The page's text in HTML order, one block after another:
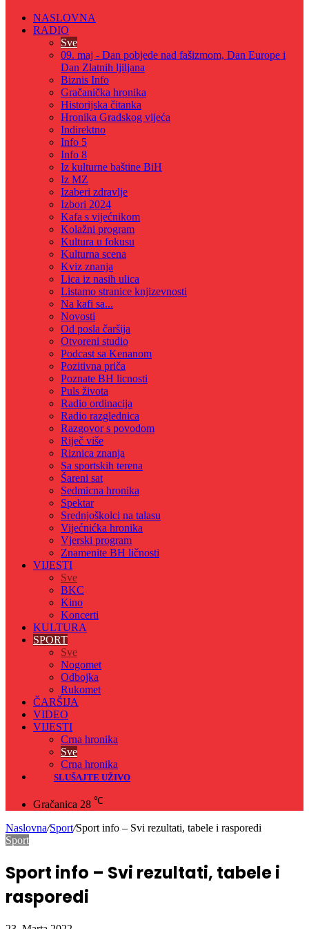
NASLOVNA
RADIO
Sve
09. maj - Dan pobjede nad fašizmom, Dan Europe i
Dan Zlatnih ljiljana
Biznis Info
Gračanička hronika
Historijska čitanka
Hronika Gradskog vijeća
Indirektno
Info 5
Info 8
Iz kulturne baštine BiH
Iz MZ
Izaberi zdravlje
Izbori 2024
Kafa s vijećnikom
Kolažni program
Kultura u fokusu
Kulturna scena
Kviz znanja
Lica iz nasih ulica
Listamo stranice knjizevnosti
Na kafi sa...
Novosti
Od posla čaršija
Otvoreni studio
Podcast sa Kenanom
Pozitivna priča
Poznate BH licnosti
Puls života
Radio ordinacija
Radio razglednica
Razgovor s povodom
Riječ više
Riznica znanja
Sa sportskih terena
Šareni sat
Sedmicna hronika
Spektar
Srednjoškolci na talasu
Vijećnićka hronika
Vjerski program
Znamenite BH ličnosti
VIJESTI
Sve
BKC
Kino
Koncerti
KULTURA
SPORT
Sve
Nogomet
Odbojka
Rukomet
ČARŠIJA
VIDEO
VIJESTI
Crna hronika
Sve
Crna hronika
SLUŠAJTE UŽIVO
Gračanica 28 ℃
Naslovna/Sport/Sport info – Svi rezultati, tabele i rasporedi
Sport
Sport info – Svi rezultati, tabele i
rasporedi